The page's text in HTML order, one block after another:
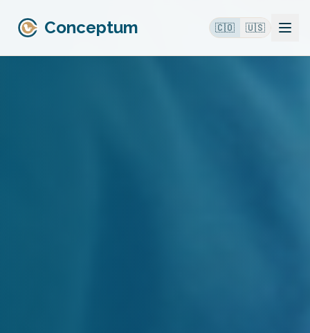
Conceptum 🇨🇴 🇺🇸